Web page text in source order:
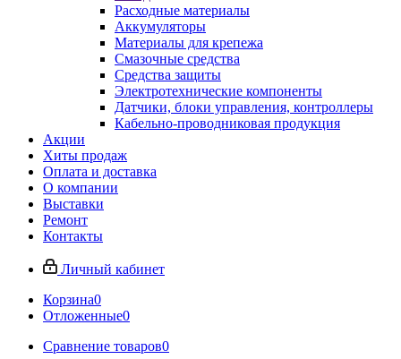
Расходные материалы
Аккумуляторы
Материалы для крепежа
Смазочные средства
Средства защиты
Электротехнические компоненты
Датчики, блоки управления, контроллеры
Кабельно-проводниковая продукция
Акции
Хиты продаж
Оплата и доставка
О компании
Выставки
Ремонт
Контакты
Личный кабинет
Корзина0
Отложенные0
Сравнение товаров0